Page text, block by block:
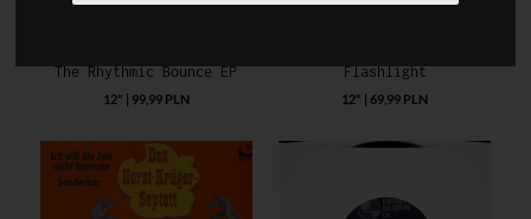
The Rhythmic Bounce EP
12" | 99,99 PLN
Flashlight
12" | 69,99 PLN